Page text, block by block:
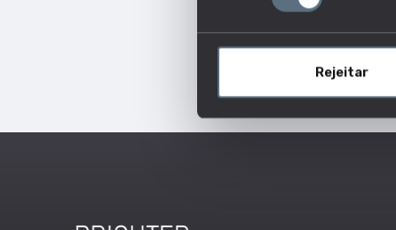
Rejeitar